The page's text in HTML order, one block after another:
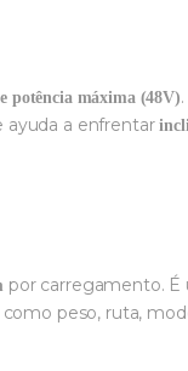
potência máxima (48V)
ayuda a enfrentar
por carregamento. É
peso, ruta,